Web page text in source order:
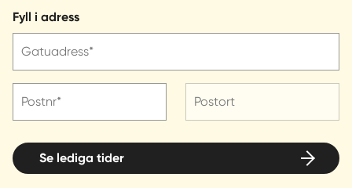
Fyll i adress
Gatuadress*
Postnr* Postort
Se lediga tider